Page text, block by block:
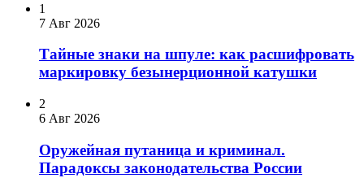
1
7 Авг 2026
Тайные знаки на шпуле: как расшифровать
маркировку безынерционной катушки
2
6 Авг 2026
Оружейная путаница и криминал.
Парадоксы законодательства России